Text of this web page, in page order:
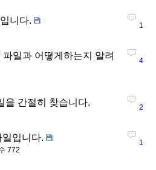
니다. 1
일과 어떻게하는지 알려
4
을 간절히 찾습니다. 2
일입니다.
772
1